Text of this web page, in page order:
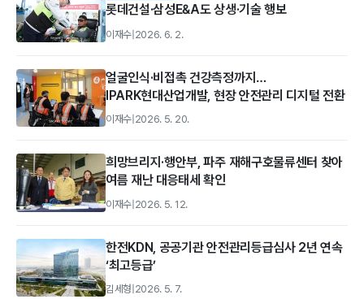
롯데건설·삼성E&A도 상생·기술 행보
이재수 2026. 6. 2.
얼굴인식·비접촉 건강측정까지…
IPARK현대산업개발, 현장 안전관리 디지털 전환
이재수 2026. 5. 20.
희망브리지·행안부, 파주 재해구호물류센터 찾아
여름 재난 대응태세 확인
이재수 2026. 5. 12.
한전KDN, 공공기관 안전관리등급심사 2년 연속
‘최고등급’
김세형 2026. 5. 7.